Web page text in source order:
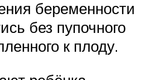
беременности
без пупочного
к плоду.